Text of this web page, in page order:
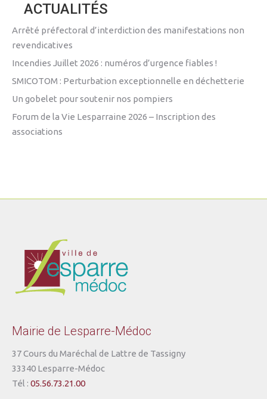
ACTUALITÉS
Arrêté préfectoral d’interdiction des manifestations non
revendicatives
Incendies Juillet 2026 : numéros d’urgence fiables !
SMICOTOM : Perturbation exceptionnelle en déchetterie
Un gobelet pour soutenir nos pompiers
Forum de la Vie Lesparraine 2026 – Inscription des
associations
Mairie de Lesparre-Médoc
37 Cours du Maréchal de Lattre de Tassigny
33340 Lesparre-Médoc
Tél : 05.56.73.21.00